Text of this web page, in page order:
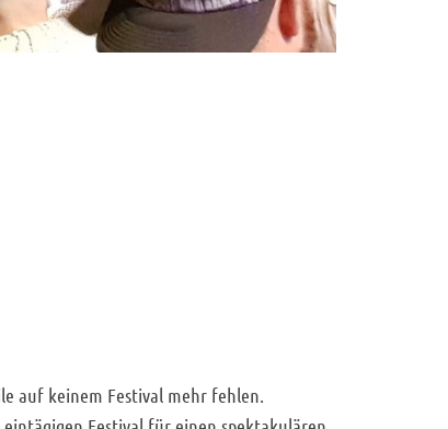
auf keinem Festival mehr fehlen.